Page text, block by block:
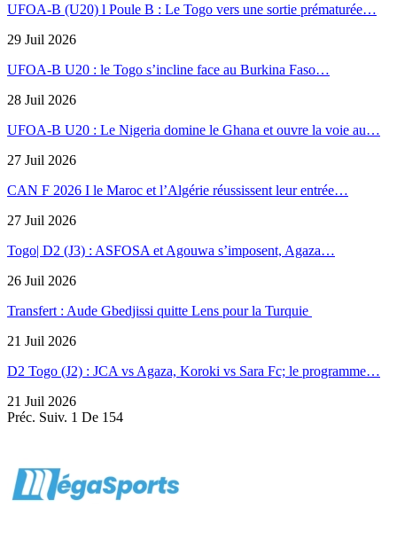
UFOA-B (U20) l Poule B : Le Togo vers une sortie prématurée…
29 Juil 2026
UFOA-B U20 : le Togo s’incline face au Burkina Faso…
28 Juil 2026
UFOA-B U20 : Le Nigeria domine le Ghana et ouvre la voie au…
27 Juil 2026
CAN F 2026 I le Maroc et l’Algérie réussissent leur entrée…
27 Juil 2026
Togo| D2 (J3) : ASFOSA et Agouwa s’imposent, Agaza…
26 Juil 2026
Transfert : Aude Gbedjissi quitte Lens pour la Turquie
21 Juil 2026
D2 Togo (J2) : JCA vs Agaza, Koroki vs Sara Fc; le programme…
21 Juil 2026
Préc. Suiv. 1 De 154